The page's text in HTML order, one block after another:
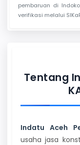
pembaruan di
verifikasi melalui
Tentang
Indatu Aceh
usaha jasa